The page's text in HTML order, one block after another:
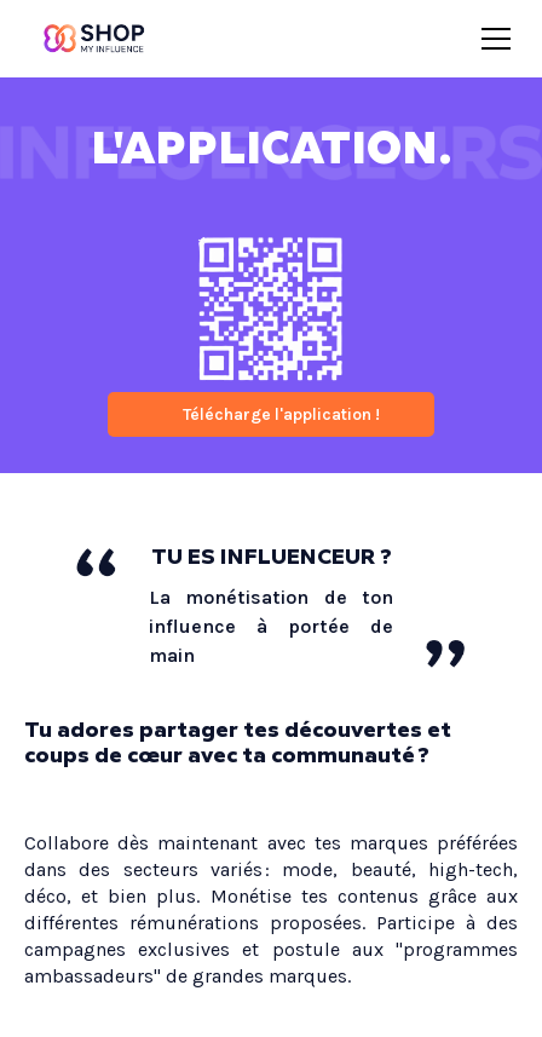
L'APPLICATION.
Télécharge l'application !
TU ES INFLUENCEUR ?
La monétisation de ton
influence à portée de
main
Tu adores partager tes découvertes et
coups de cœur avec ta communauté ?
Collabore dès maintenant avec tes marques préférées
dans des secteurs variés : mode, beauté, high-tech,
déco, et bien plus. Monétise tes contenus grâce aux
différentes rémunérations proposées. Participe à des
campagnes exclusives et postule aux "programmes
ambassadeurs" de grandes marques.